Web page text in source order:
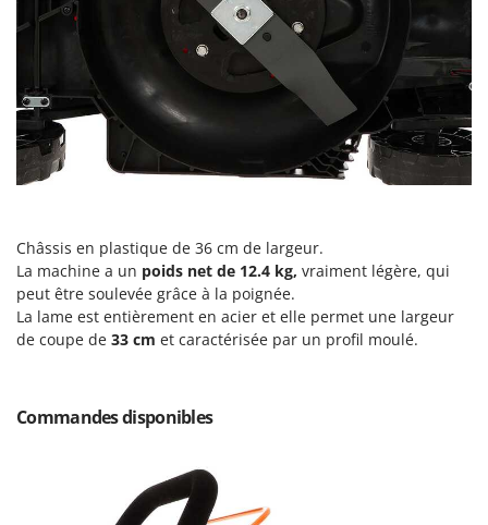
Stiga
Stocker
Sunseeker
T
Tecla
TecnoGen
Telwin
Tenco
Tineco
Titania
Trev - Abrek - TecnoVIR
Châssis en plastique de 36 cm de largeur.
La machine a un poids net de 12.4 kg, vraiment légère, qui
peut être soulevée grâce à la poignée.
La lame est entièrement en acier et elle permet une largeur
de coupe de 33 cm et caractérisée par un profil moulé.
Commandes disponibles